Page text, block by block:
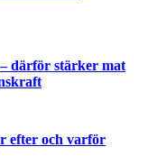
därför stärker mat
efter och varför